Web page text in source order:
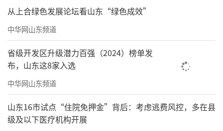
从上合绿色发展论坛看山东“绿色成效”
中华网山东频道
省级开发区升级潜力百强（2024）榜单发
布，山东这8家入选
中华网山东频道
山东16市试点“住院免押金”背后：考虑逃费风控，多在县
级及以下医疗机构开展